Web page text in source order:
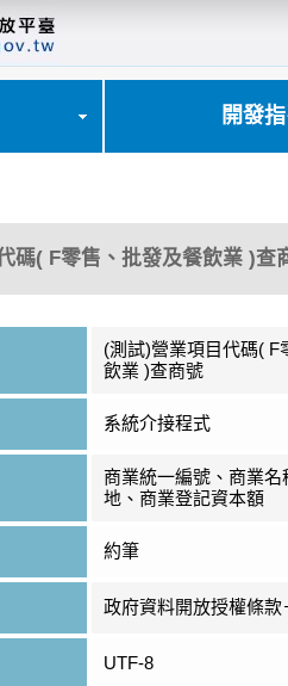
開發
碼( F零售、批發及餐飲業 )查
(測試)營業項目代碼( F
飲業 )查商號
系統介接程式
商業統一編號、商業名
地、商業登記資本額
約筆
政府資料開放授權條款
UTF-8